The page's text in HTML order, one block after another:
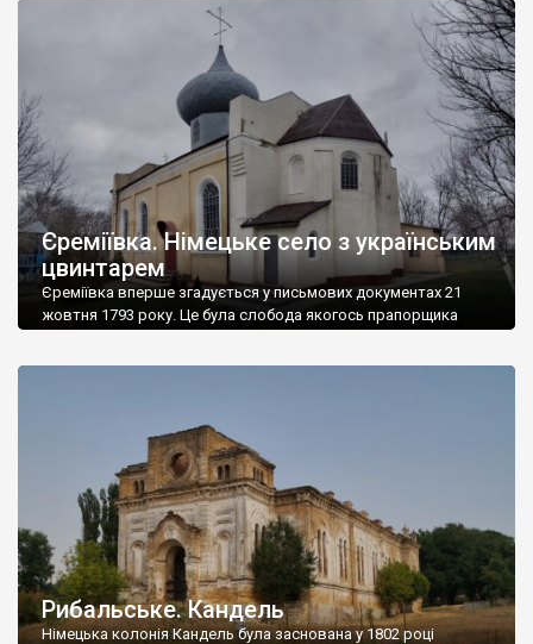
Єреміївка. Німецьке село з українським
цвинтарем
Єреміївка вперше згадується у письмових документах 21
жовтня 1793 року. Це була слобода якогось прапорщика
населених німцями, це село згадується під назвою
Бішофсфільд. У […]
Рибальське. Кандель
Німецька колонія Кандель була заснована у 1802 році